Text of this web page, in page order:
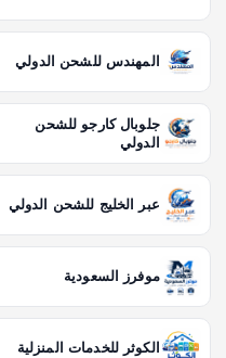
المهندس للشحن الدولي
جلوبال كارجو للشحن
الدولي
عبر الخليج للشحن الدولي
موفرز السعودية
الكوثر للخدمات المنزلية